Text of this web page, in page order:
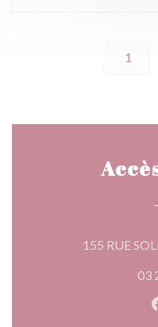
1
155 RUE
03